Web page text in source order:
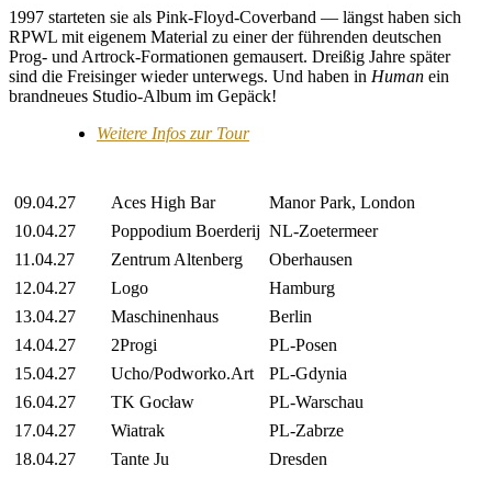
1997 starteten sie als Pink-Floyd-Coverband — längst haben sich
RPWL mit eigenem Material zu einer der führenden deutschen
Prog- und Artrock-Formationen gemausert. Dreißig Jahre später
sind die Freisinger wieder unterwegs. Und haben in Human ein
brandneues Studio-Album im Gepäck!
Weitere Infos zur Tour
09.04.27 Aces High Bar
Manor Park, London
10.04.27
Poppodium Boerderij NL-Zoetermeer
11.04.27
Zentrum Altenberg
Oberhausen
12.04.27
Logo
Hamburg
13.04.27
Maschinenhaus
Berlin
14.04.27
2Progi
PL-Posen
15.04.27
Ucho/Podworko.Art
PL-Gdynia
16.04.27
TK Gocław
PL-Warschau
17.04.27
Wiatrak
PL-Zabrze
18.04.27
Tante Ju
Dresden